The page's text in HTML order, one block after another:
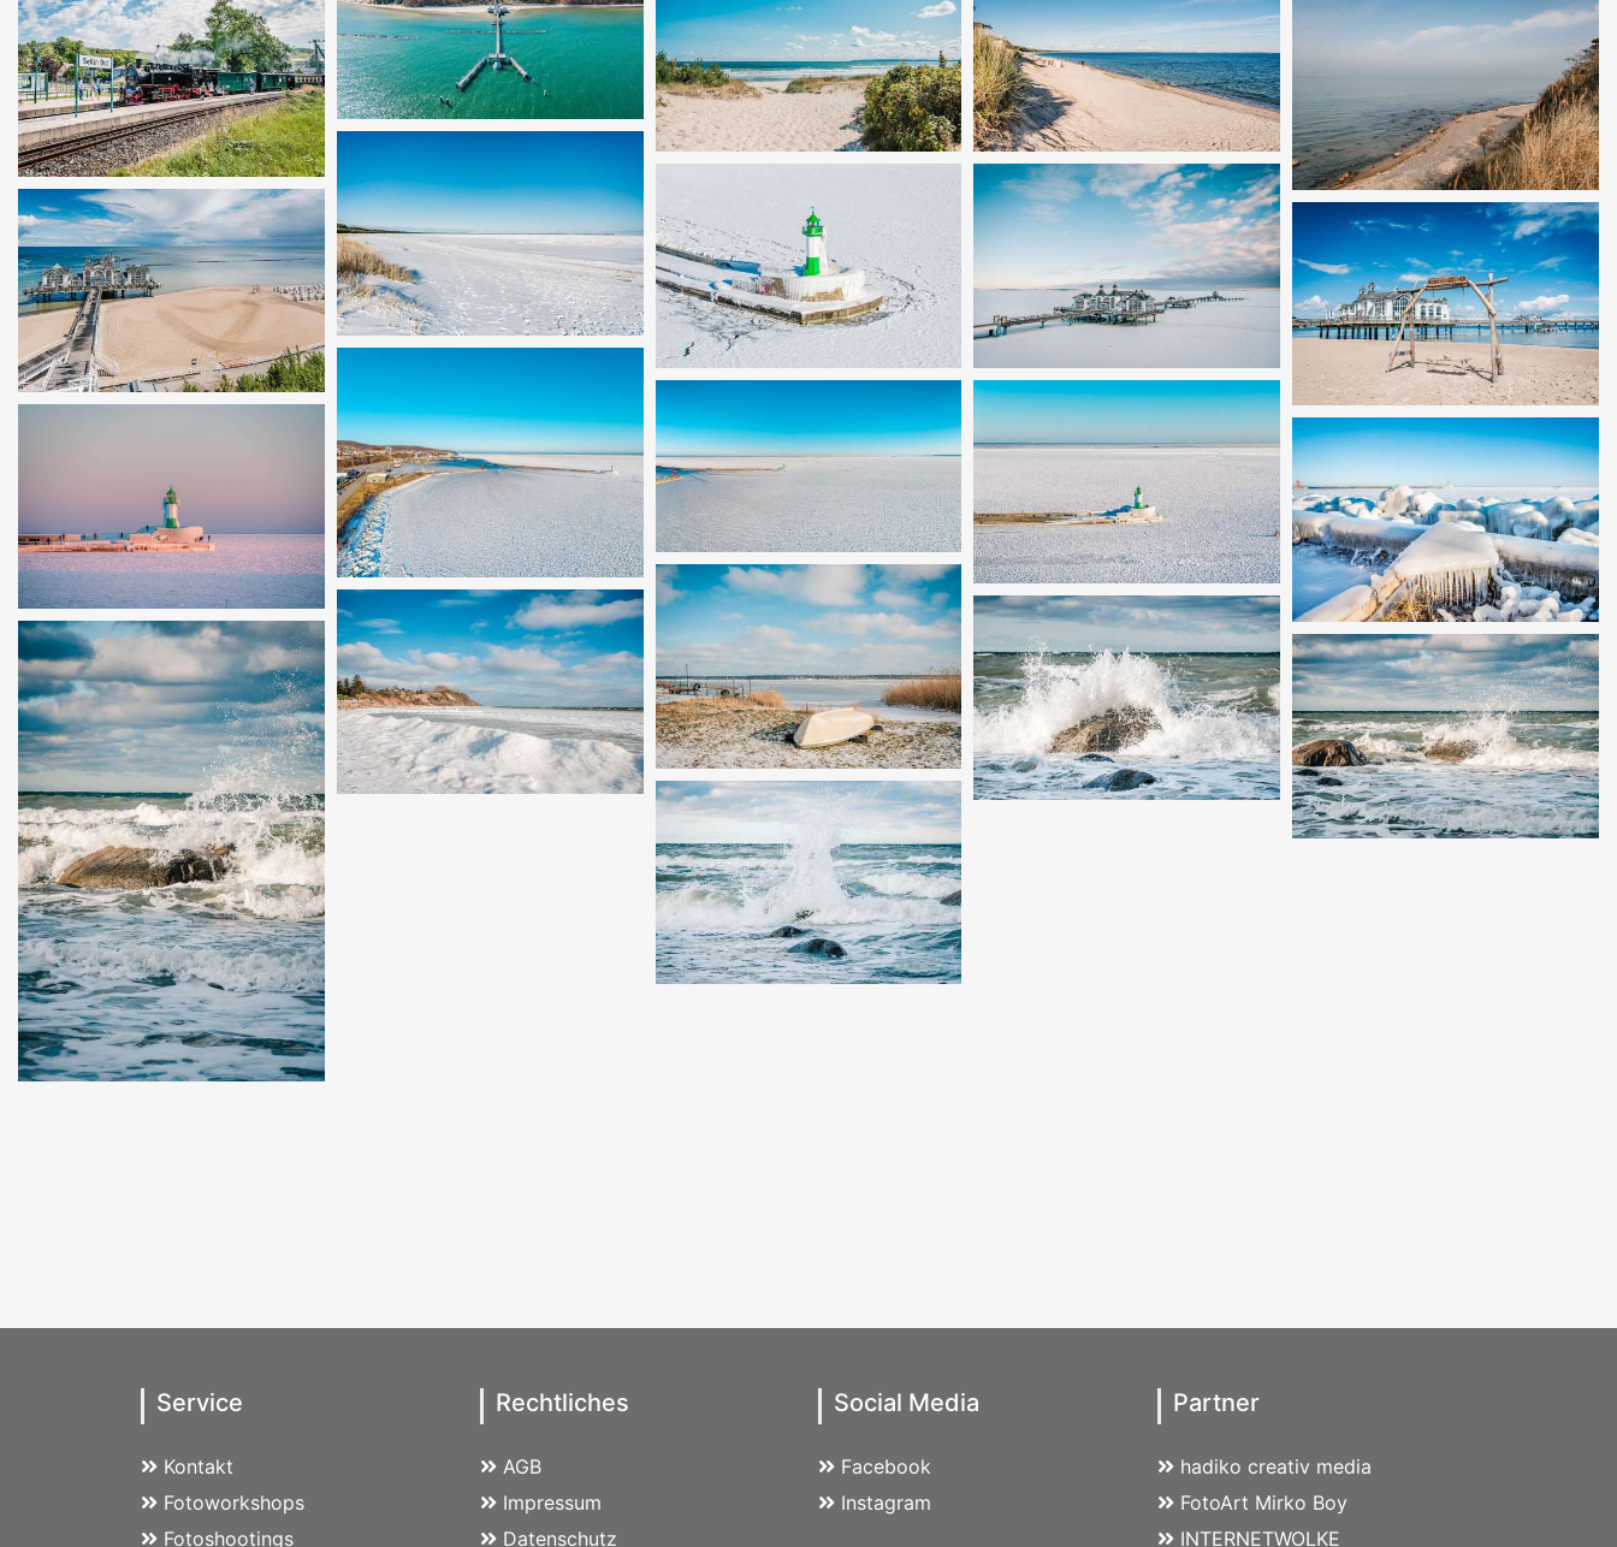
Service
Kontakt
Fotoworkshops
Fotoshootings
Rechtliches
AGB
Impressum
Datenschutz
Social Media
Facebook
Instagram
Partner
hadiko creativ media
FotoArt Mirko Boy
INTERNETWOLKE